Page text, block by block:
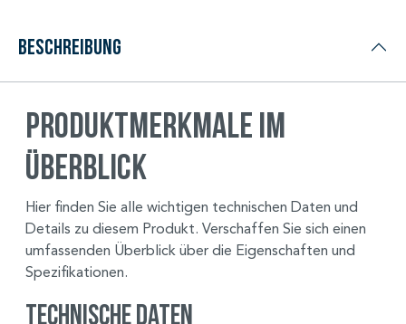
Beschreibung
Produktmerkmale im
Überblick
Hier finden Sie alle wichtigen technischen Daten und
Details zu diesem Produkt. Verschaffen Sie sich einen
umfassenden Überblick über die Eigenschaften und
Spezifikationen.
Technische Daten